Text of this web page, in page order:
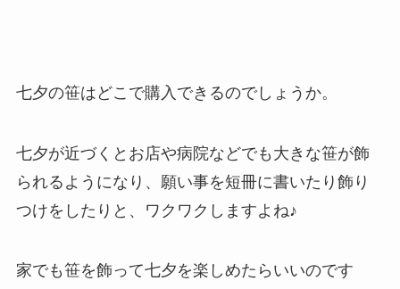
七夕の笹はどこで購入できるのでしょうか。
七夕が近づくとお店や病院などでも大きな笹が飾
られるようになり、願い事を短冊に書いたり飾り
つけをしたりと、ワクワクしますよね♪
家でも笹を飾って七夕を楽しめたらいいのです